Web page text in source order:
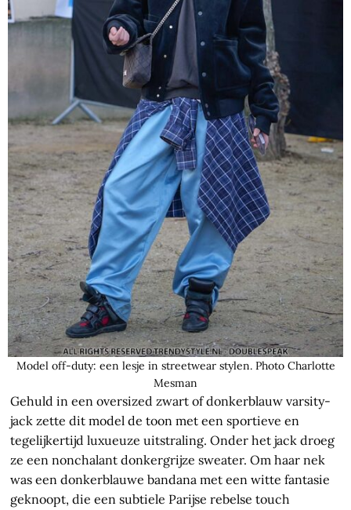
Model off-duty: een lesje in streetwear stylen. Photo Charlotte
Mesman
Gehuld in een oversized zwart of donkerblauw varsity-
jack zette dit model de toon met een sportieve en
tegelijkertijd luxueuze uitstraling. Onder het jack droeg
ze een nonchalant donkergrijze sweater. Om haar nek
was een donkerblauwe bandana met een witte fantasie
geknoopt, die een subtiele Parijse rebelse touch